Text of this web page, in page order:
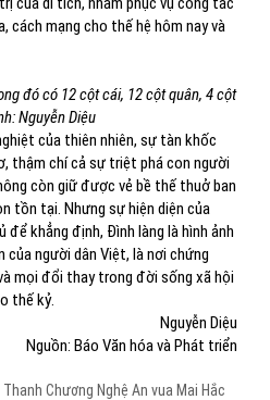
cách mạng cho thế hệ hôm nay và
đó có 12 cột cái, 12 cột quân, 4 cột
Nguyễn Diệu
của thiên nhiên, sự tàn khốc
thậm chí cả sự triệt phá con người
còn giữ được vẻ bề thế thuở ban
tồn tại. Nhưng sự hiện diện của
để khẳng định, Đình làng là hình ảnh
của người dân Việt, là nơi chứng
mọi đổi thay trong đời sống xã hội
thế kỷ.
Nguyễn Diệu
Nguồn: Báo Văn hóa và Phát triển
Thanh Chương Nghệ An vua Mai Hắc